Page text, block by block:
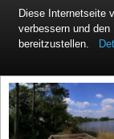
Diese Internetseite
verbessern und
bereitzustellen.